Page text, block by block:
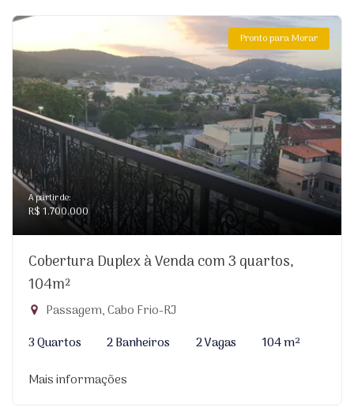
Pronto para Morar
A partir de:
R$ 1.700.000
Cobertura Duplex à Venda com 3 quartos,
104m²
Passagem, Cabo Frio-RJ
3 Quartos
2 Banheiros 2 Vagas
104 m²
Mais informações